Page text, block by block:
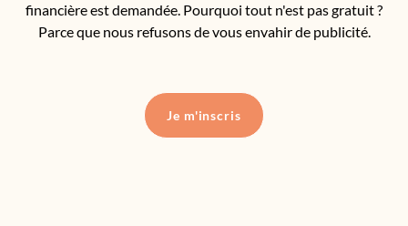
financière est demandée. Pourquoi tout n'est pas gratuit ?
Parce que nous refusons de vous envahir de publicité.
Je m'inscris